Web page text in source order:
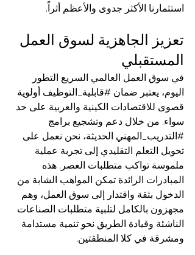
استثمارنا الأكثر جدوى والأعظم أثراً.
تعزيز الجاهزية لسوق العمل
المستقبلي
في سوق العمل العالمي السريع التطور
اليوم، يعتبر ضمان #قابلية_التوظيف أولوية
قصوى للاقتصادات الكينية والعربية على حد
سواء. من خلال دعم وتشجيع برامج
#التدريب_المهني الحديثة، نحن نعمل على
تحويل التعلم التقليدي إلى تجربة عملية
ملموسة تواكب متطلبات العصر. هذه
المبادرات الرائدة تمكن المواهب الشابة من
الدخول بثقة واقتدار إلى سوق العمل، وهم
مجهزون بالكامل لتلبية متطلبات الصناعات
الناشئة وقيادة الطريق نحو تنمية مستدامة
ومشرقة في كلا المنطقتين.